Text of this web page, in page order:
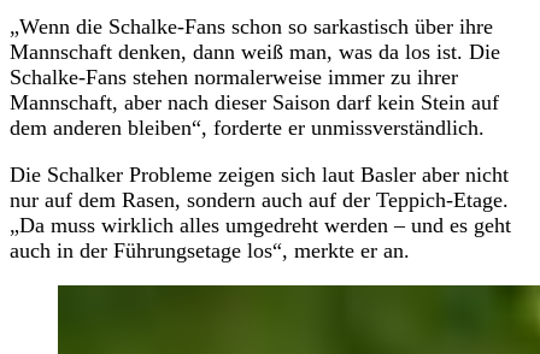
„Wenn die Schalke-Fans schon so sarkastisch über ihre
Mannschaft denken, dann weiß man, was da los ist. Die
Schalke-Fans stehen normalerweise immer zu ihrer
Mannschaft, aber nach dieser Saison darf kein Stein auf
dem anderen bleiben“, forderte er unmissverständlich.
Die Schalker Probleme zeigen sich laut Basler aber nicht
nur auf dem Rasen, sondern auch auf der Teppich-Etage.
„Da muss wirklich alles umgedreht werden – und es geht
auch in der Führungsetage los“, merkte er an.